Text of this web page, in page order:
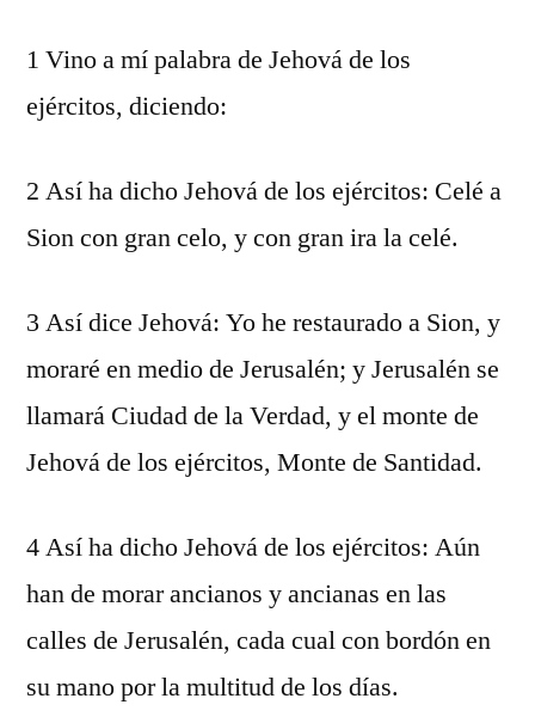
1 Vino a mí palabra de Jehová de los
ejércitos, diciendo:
2 Así ha dicho Jehová de los ejércitos: Celé a
Sion con gran celo, y con gran ira la celé.
3 Así dice Jehová: Yo he restaurado a Sion, y
moraré en medio de Jerusalén; y Jerusalén se
llamará Ciudad de la Verdad, y el monte de
Jehová de los ejércitos, Monte de Santidad.
4 Así ha dicho Jehová de los ejércitos: Aún
han de morar ancianos y ancianas en las
calles de Jerusalén, cada cual con bordón en
su mano por la multitud de los días.